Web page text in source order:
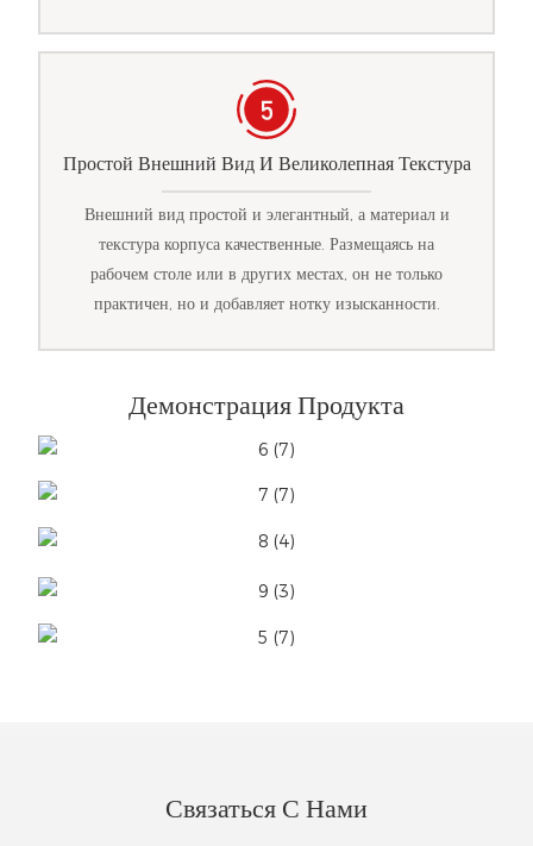
Простой Внешний Вид И Великолепная Текстура
Внешний вид простой и элегантный, а материал и
текстура корпуса качественные. Размещаясь на
рабочем столе или в других местах, он не только
практичен, но и добавляет нотку изысканности.
Демонстрация Продукта
Связаться С Нами